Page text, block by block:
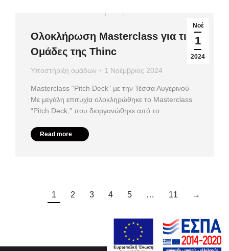
Νοέ
1
2024
Ολοκλήρωση Masterclass για τις
Ομάδες της Thinc
Υποστήριξη ομάδων 1 Νοέμβριος 2024
Masterclass “Pitch Deck” με την Τέσσα Αυγερινού
Με μεγάλη επιτυχία ολοκληρώθηκε το Masterclass
“Pitch Deck,” που διοργανώθηκε από το…
Read more
1 2 3 4 5 … 11 →